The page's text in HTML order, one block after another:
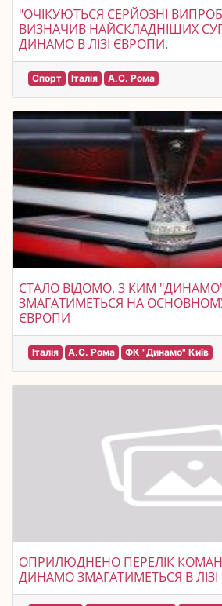
"ОЧІКУЮТЬСЯ СЕРЙОЗНІ
ВИЗНАЧИВ НАЙСКЛАДНІШИХ
ДИНАМО В ЛІЗІ ЄВРОПИ.
Спорт Італія А.С. Рома
СТАЛО ВІДОМО, З КИМ
ЗМАГАТИМЕТЬСЯ НА ОСНОВНОМУ
ЄВРОПИ
Італія А.С. Рома ФК "Динамо" Київ
ОПРИЛЮДНЕНО ПЕРЕЛІК
ДИНАМО ЗМАГАТИМЕТЬСЯ В